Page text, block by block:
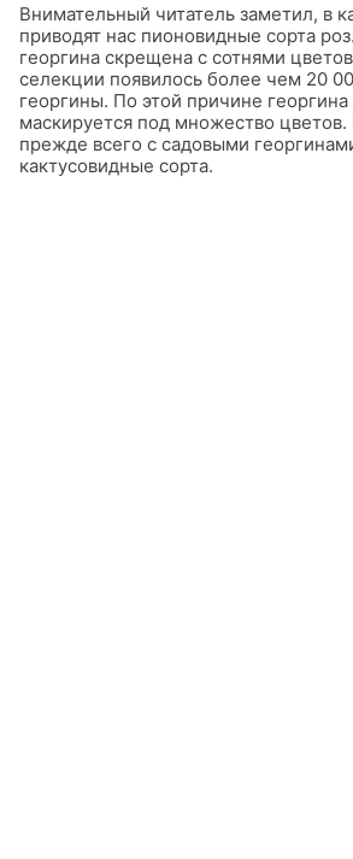
Внимательный читатель заметил, в
приводят нас пионовидные сорта
георгина скрещена с сотнями
селекции появилось более чем 20
георгины. По этой причине георгина
маскируется под множество
прежде всего с садовыми
кактусовидные сорта.